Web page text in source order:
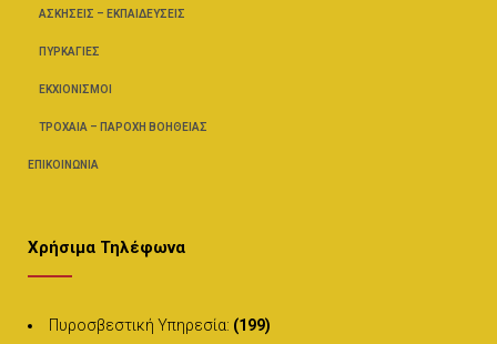
ΑΣΚΉΣΕΙΣ – ΕΚΠΑΙΔΕΎΣΕΙΣ
ΠΥΡΚΑΓΙΈΣ
ΕΚΧΙΟΝΙΣΜΟΊ
ΤΡΟΧΑΊΑ – ΠΑΡΟΧΉ ΒΟΗΘΕΊΑΣ
ΕΠΙΚΟΙΝΩΝΊΑ
Χρήσιμα Τηλέφωνα
Πυροσβεστική Υπηρεσία: (199)